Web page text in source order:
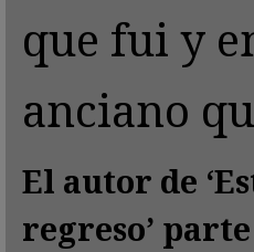
que fui y
anciano
El autor de
regreso’